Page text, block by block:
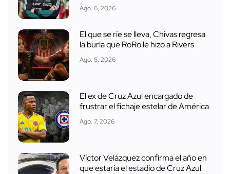
Ago. 6, 2026
El que se ríe se lleva, Chivas regresa
la burla que RoRo le hizo a Rivers
Ago. 5, 2026
El ex de Cruz Azul encargado de
frustrar el fichaje estelar de América
Ago. 7, 2026
Víctor Velázquez confirma el año en
que estaría el estadio de Cruz Azul